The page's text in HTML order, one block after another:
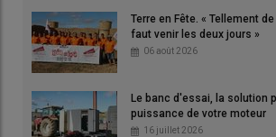
Terre en Fête. « Tellement
faut venir les deux jours »
06 août 2026
Le banc d'essai, la solution
puissance de votre moteur
16 juillet 2026